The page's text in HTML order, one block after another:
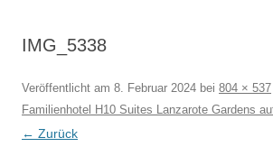
IMG_5338
Veröffentlicht am 8. Februar 2024 bei 804 × 537
Familienhotel H10 Suites Lanzarote Gardens
← Zurück